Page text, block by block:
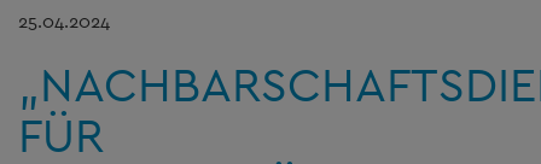
25.04.2024
FÜR